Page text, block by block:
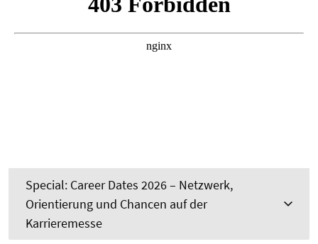
Special: Career Dates 2026 – Netzwerk,
Orientierung und Chancen auf der
Karrieremesse